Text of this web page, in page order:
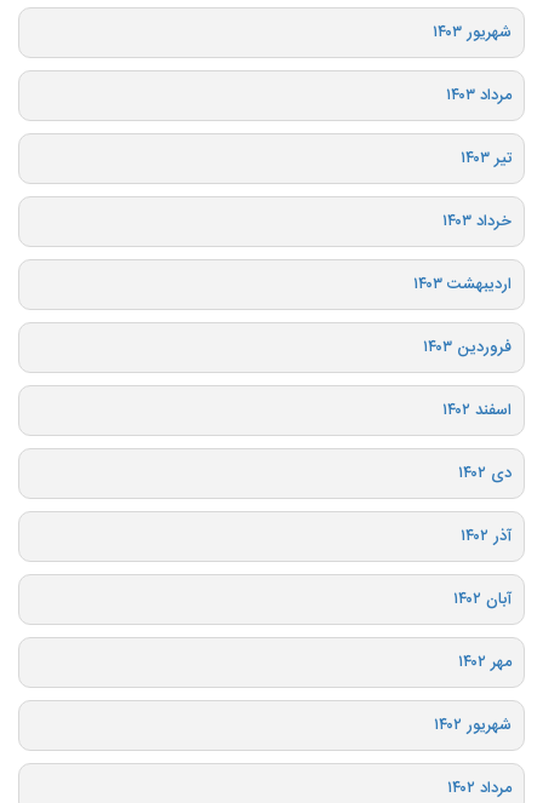
شهریور ۱۴۰۳
مرداد ۱۴۰۳
تیر ۱۴۰۳
خرداد ۱۴۰۳
اردیبهشت ۱۴۰۳
فروردین ۱۴۰۳
اسفند ۱۴۰۲
دی ۱۴۰۲
آذر ۱۴۰۲
آبان ۱۴۰۲
مهر ۱۴۰۲
شهریور ۱۴۰۲
مرداد ۱۴۰۲